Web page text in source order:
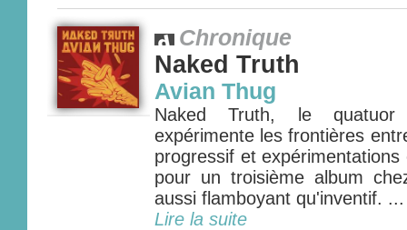
Chronique
Naked Truth
Avian Thug
Naked Truth, le quatuor
expérimente les frontières
progressif et
pour un troisième album
aussi flamboyant qu'inventif. ...
Lire la suite